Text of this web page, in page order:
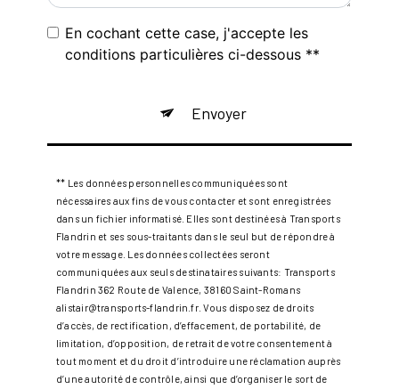
En cochant cette case, j'accepte les
conditions particulières ci-dessous **
Envoyer
** Les données personnelles communiquées sont
nécessaires aux fins de vous contacter et sont enregistrées
dans un fichier informatisé. Elles sont destinées à Transports
Flandrin et ses sous-traitants dans le seul but de répondre à
votre message. Les données collectées seront
communiquées aux seuls destinataires suivants: Transports
Flandrin 362 Route de Valence, 38160 Saint-Romans
alistair@transports-flandrin.fr. Vous disposez de droits
d’accès, de rectification, d’effacement, de portabilité, de
limitation, d’opposition, de retrait de votre consentement à
tout moment et du droit d’introduire une réclamation auprès
d’une autorité de contrôle, ainsi que d’organiser le sort de